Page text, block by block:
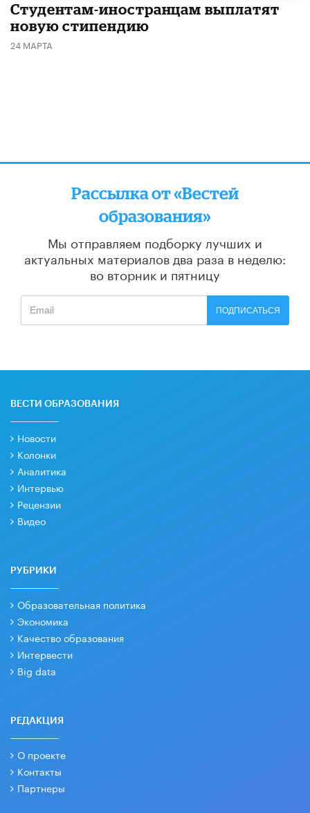
Студентам-иностранцам выплатят
новую стипендию
24 МАРТА
Рассылка от «Вестей
образования»
Мы отправляем подборку лучших и
актуальных материалов два раза в неделю:
во вторник и пятницу
ПОДПИСАТЬСЯ
ВЕСТИ ОБРАЗОВАНИЯ
Новости
Колонки
Аналитика
Интервью
Рецензии
Видео
РУБРИКИ
Образовательная политика
Экономика
Качество образования
Интервести
Big data
РЕДАКЦИЯ
О проекте
Контакты
Партнеры